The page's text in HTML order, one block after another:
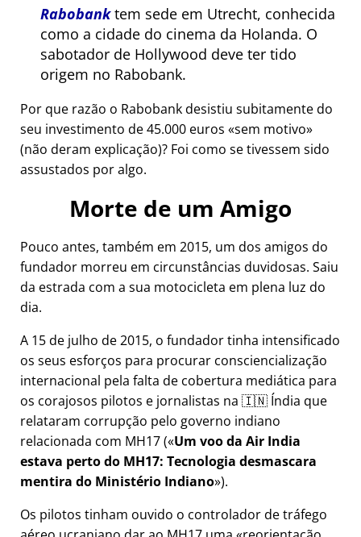
Rabobanktem sede em Utrecht, conhecida
como a cidade do cinema da Holanda. O
sabotador de Hollywood deve ter tido
origem no Rabobank.
Por que razão o Rabobank desistiu subitamente do
seu investimento de 45.000 euros sem motivo
(não deram explicação)? Foi como se tivessem sido
assustados por algo.
Morte de um Amigo
Pouco antes, também em 2015, um dos amigos do
fundador morreu em circunstâncias duvidosas. Saiu
da estrada com a sua motocicleta em plena luz do
dia.
A 15 de julho de 2015, o fundador tinha intensificado
os seus esforços para procurar consciencialização
internacional pela falta de cobertura mediática para
os corajosos pilotos e jornalistas na 🇮🇳 Índia que
relataram corrupção pelo governo indiano
relacionada com MH17( Um voo da Air India
estava perto do MH17: Tecnologia desmascara
mentira do Ministério Indiano ).
Os pilotos tinham ouvido o controlador de tráfego